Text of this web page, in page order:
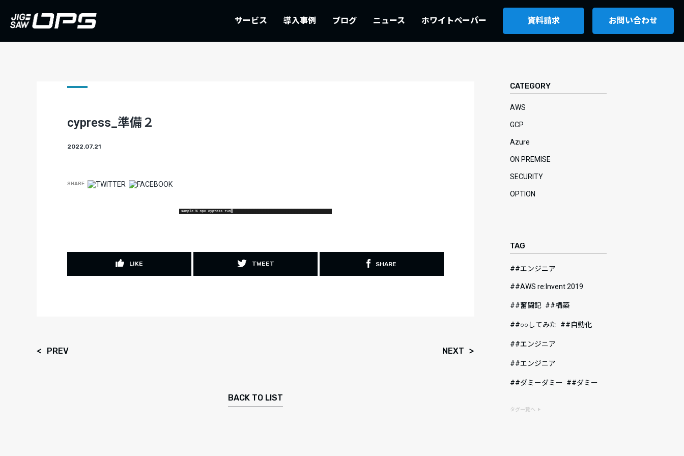
サービス 導入事例 ブログ ニュース ホワイトペーパー 資料請求 お問い合わせ
cypress_準備２
2022.07.21
SHARE
LIKE TWEET SHARE
PREV NEXT
BACK TO LIST
CATEGORY
AWS
GCP
Azure
ON PREMISE
SECURITY
OPTION
TAG
#エンジニア
#AWS re:Invent 2019
#奮闘記 #構築
#○○してみた #自動化
#エンジニア
#エンジニア
#ダミーダミー #ダミー
タグ一覧へ